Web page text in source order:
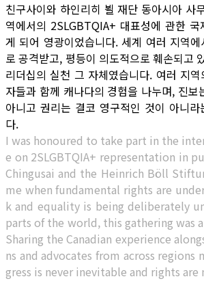
친구사이와 하인리히 뵐 재단 동아시아 사
역에서의 2SLGBTQIA+ 대표성에 관한
게 되어 영광이었습니다. 세계 여러 지역
로 공격받고, 평등이 의도적으로 훼손되고
리더십의 실천 그 자체였습니다. 여러 지
자들과 함께 캐나다의 경험을 나누며, 진보
아니고 권리는 결코 영구적인 것이 아니라
다.
I was honoured to take part in the
e on 2SLGBTQIA+ representation in
Chingusai and the Heinrich Böll
me when fundamental rights are
k and equality is being deliberately
parts of the world, this gathering was
Sharing the Canadian experience
ns and advocates from across regions
gress is never inevitable and rights are